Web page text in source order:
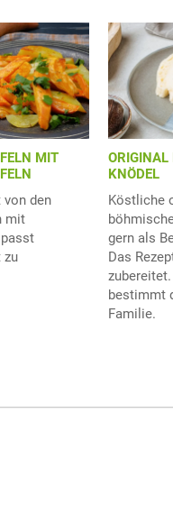
MIT
von den
mit
zu
ORIGINAL
KNÖDEL
Köstliche
gern als
Das
bestimmt
Familie.